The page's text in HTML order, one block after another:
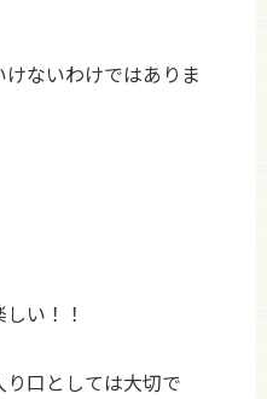
ないわけではありま
い！！
口としては大切で